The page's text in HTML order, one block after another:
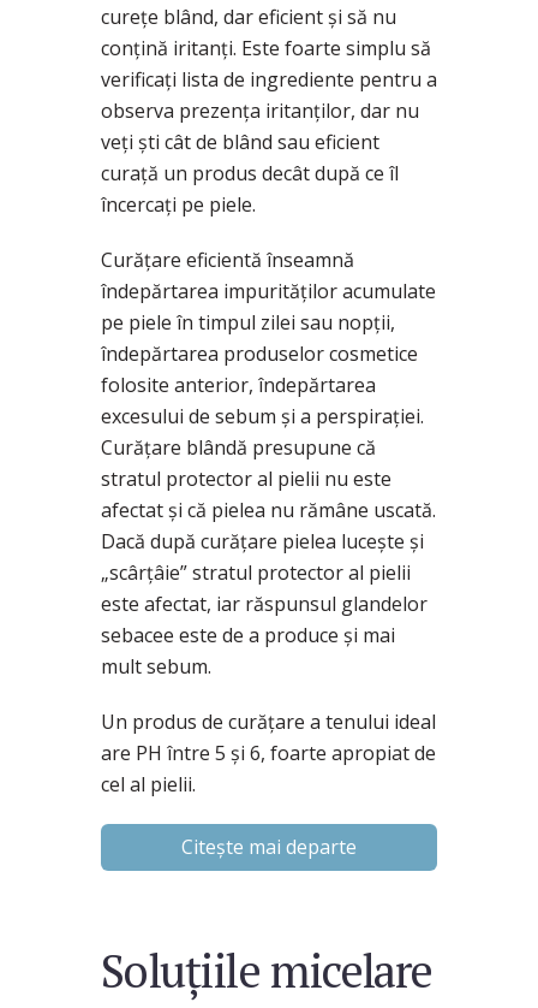
curețe blând, dar eficient și să nu
conțină iritanți. Este foarte simplu să
verificați lista de ingrediente pentru a
observa prezența iritanților, dar nu
veți ști cât de blând sau eficient
curață un produs decât după ce îl
încercați pe piele.
Curățare eficientă înseamnă
îndepărtarea impurităților acumulate
pe piele în timpul zilei sau nopții,
îndepărtarea produselor cosmetice
folosite anterior, îndepărtarea
excesului de sebum și a perspirației.
Curățare blândă presupune că
stratul protector al pielii nu este
afectat și că pielea nu rămâne uscată.
Dacă după curățare pielea lucește și
„scârțâie” stratul protector al pielii
este afectat, iar răspunsul glandelor
sebacee este de a produce și mai
mult sebum.
Un produs de curățare a tenului ideal
are PH între 5 și 6, foarte apropiat de
cel al pielii.
Citește mai departe
Soluţiile micelare